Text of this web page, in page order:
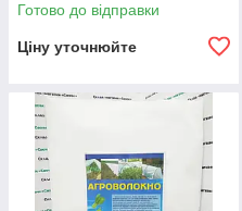
Готово до відправки
Ціну уточнюйте